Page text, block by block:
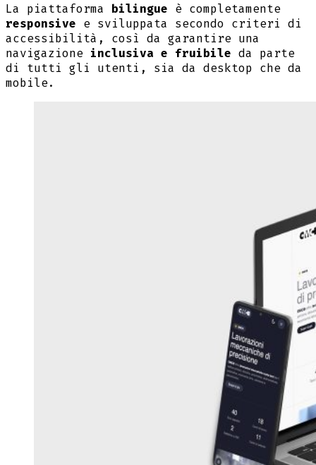
La piattaforma bilingue è completamente
responsive e sviluppata secondo criteri di
accessibilità, così da garantire una
navigazione inclusiva e fruibile da parte
di tutti gli utenti, sia da desktop che da
mobile.